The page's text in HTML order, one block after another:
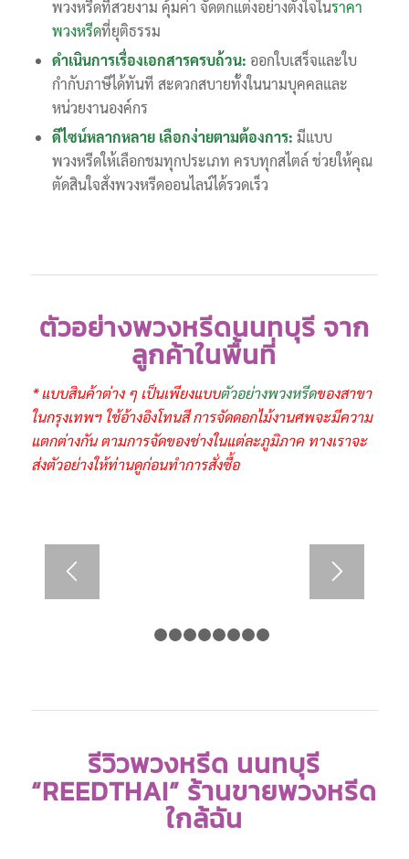
พวงหรีดที่สวยงาม คุ้มค่า จัดตกแต่งอย่างตั้งใจในราคา
พวงหรีดที่ยุติธรรม
ดำเนินการเรื่องเอกสารครบถ้วน: ออกใบเสร็จและใบ
กำกับภาษีได้ทันที สะดวกสบายทั้งในนามบุคคลและ
หน่วยงานองค์กร
ดีไซน์หลากหลาย เลือกง่ายตามต้องการ: มีแบบ
พวงหรีดให้เลือกชมทุกประเภท ครบทุกสไตล์ ช่วยให้คุณ
ตัดสินใจสั่งพวงหรีดออนไลน์ได้รวดเร็ว
ตัวอย่างพวงหรีดนนทบุรี จาก
ลูกค้าในพื้นที่
* แบบสินค้าต่าง ๆ เป็นเพียงแบบตัวอย่างพวงหรีดของสาขา
ในกรุงเทพฯ ใช้อ้างอิงโทนสี การจัดดอกไม้งานศพจะมีความ
แตกต่างกัน ตามการจัดของช่างในแต่ละภูมิภาค ทางเราจะ
ส่งตัวอย่างให้ท่านดูก่อนทำการสั่งซื้อ
1 2 3
รีวิวพวงหรีด นนทบุรี
“REEDTHAI” ร้านขายพวงหรีด
ใกล้ฉัน